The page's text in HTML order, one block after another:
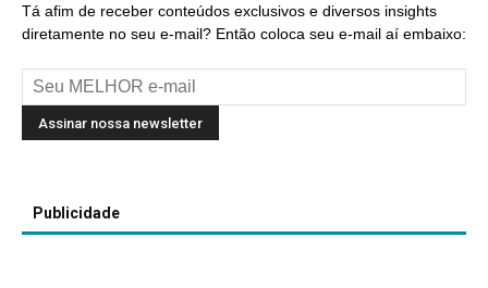
Tá afim de receber conteúdos exclusivos e diversos insights
diretamente no seu e-mail? Então coloca seu e-mail aí embaixo:
Publicidade